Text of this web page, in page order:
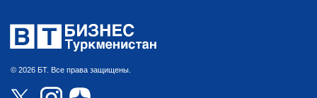
© 2026 БТ. Все права защищены.